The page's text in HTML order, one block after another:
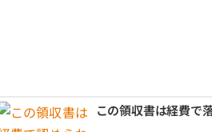
この領収書は経費で